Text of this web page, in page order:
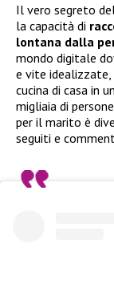
Il vero segreto
la capacità di
lontana dalla
mondo digitale
e vite
cucina di casa in
migliaia di
per il marito è
seguiti e